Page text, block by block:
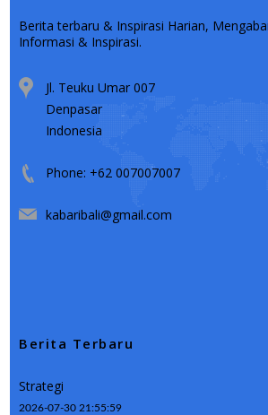
Berita terbaru & Inspirasi Harian,
Informasi & Inspirasi.
Jl. Teuku Umar 007
Denpasar
Indonesia
Phone: +62 007007007
kabaribali@gmail.com
Berita Terbaru
Strategi
2026-07-30 21:55:59